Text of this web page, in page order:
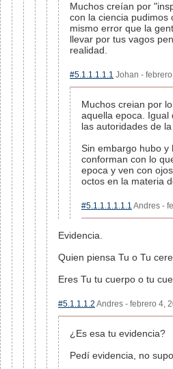
Muchos creían por
con la ciencia pudimos
mismo error que la
llevar por tus vagos
realidad.
#5.1.1.1.1.1 Johan -
Muchos creian por
aquella epoca. Igual
las autoridades de
Sin embargo hubo y
conforman con lo
epoca y ven con
octos en la materia
#5.1.1.1.1.1.1 Andres -
Evidencia.
Quien piensa Tu o Tu
Eres Tu tu cuerpo o tu
#5.1.1.1.2 Andres - febrero 4,
¿Es esa tu evidencia?
Pedí evidencia, no